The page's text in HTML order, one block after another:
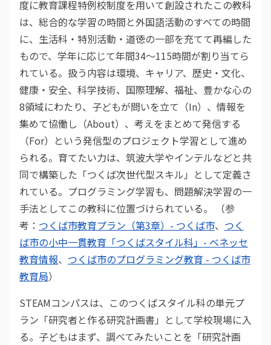
度に教育課程特例校制度を用いて創設されたこの教科
は、総合的な学習の時間と外国語活動のすべての時間
に、生活科・特別活動・道徳の一部を充てて再編した
もので、学年に応じて年間34〜115時間が割り当てら
れている。扱う内容は環境、キャリア、歴史・文化、
健康・安全、科学技術、国際理解、福祉、豊かな心の
8領域にわたり、子どもが問いを立て（In）、情報を
集めて協働し（About）、考えをまとめて発信する
（For）という発信型のプロジェクト学習として進め
られる。育てたい力は、筑波大学やインテルなどと共
同で構築した「つくば次世代型スキル」として定義さ
れている。プログラミング学習も、問題解決学習の一
手法としてこの教科に位置づけられている。 （参
考： つくば市教育プラン（第3章）- つくば市、 つく
ば市の小中一貫教育「つくばスタイル科」- ベネッセ
教育情報、 つくば市のプログラミング教育 - つくば市
教育局）
STEAMコンパスは、このつくばスタイル科の単元プ
ラン「研究者と作る研究計画書」として学校現場に入
る。子どもはまず、調べてみたいことを「研究計画